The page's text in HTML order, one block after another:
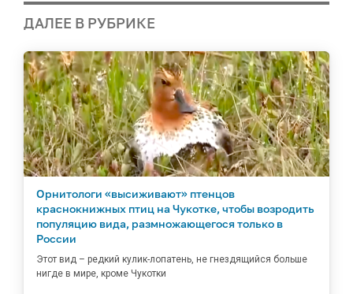
ДАЛЕЕ В РУБРИКЕ
Орнитологи «высиживают» птенцов
краснокнижных птиц на Чукотке, чтобы возродить
популяцию вида, размножающегося только в
России
Этот вид – редкий кулик-лопатень, не гнездящийся больше
нигде в мире, кроме Чукотки